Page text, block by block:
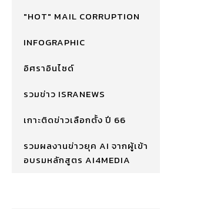
"HOT" MAIL CORRUPTION
INFOGRAPHIC
อิศราอินไซด์
รวมข่าว ISRANEWS
เกาะติดข่าวเลือกตั้ง ปี 66
รวมผลงานข่าวยุค AI จากผู้เข้า
อบรมหลักสูตร AI4MEDIA